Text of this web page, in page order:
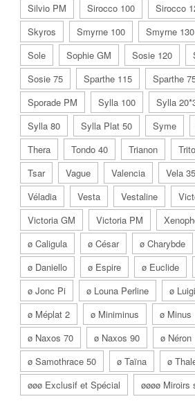
Silvio PM
Sirocco 100 Sirocco
Skyros
Smyrne 100 Smyrne 130
Sole
Sophie GM Sosie 120
Sosie 75
Sparthe 115 Sparthe
Sporade PM
Sylla 100 Sylla
Sylla 80
Sylla Plat 50 Syme
Thera
Tondo 40 Trianon
Tsar
Vague Valencia Vela
Véladia
Vesta Vestaline
Victoria GM
Victoria PM
ø Caligula
ø César ø Charybde
ø Daniello
ø Espire ø Euclide
ø Jonc Pi
ø Louna Perline ø Luigi
ø Méplat 2
ø Miniminus ø Minus
ø Naxos 70
ø Naxos 90 ø Néron
ø Samothrace 50
ø Taïna ø
øøø Exclusif et Spécial
øøøø Miroirs